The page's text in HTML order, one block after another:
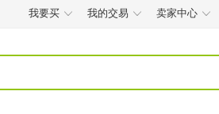
我要买 我的交易 卖家中心